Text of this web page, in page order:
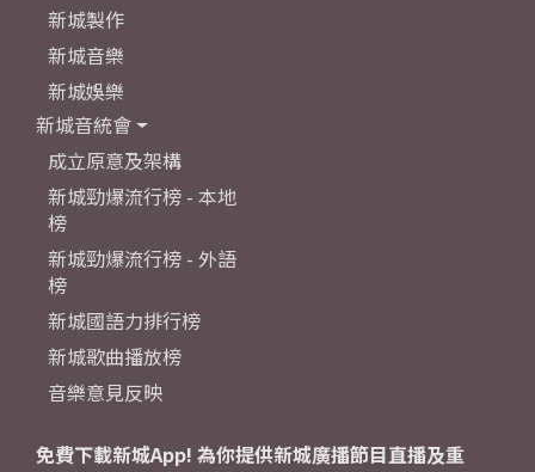
新城製作
新城音樂
新城娛樂
新城音統會
成立原意及架構
新城勁爆流行榜 - 本地
榜
新城勁爆流行榜 - 外語
榜
新城國語力排行榜
新城歌曲播放榜
音樂意見反映
免費下載新城App! 為你提供新城廣播節目直播及重